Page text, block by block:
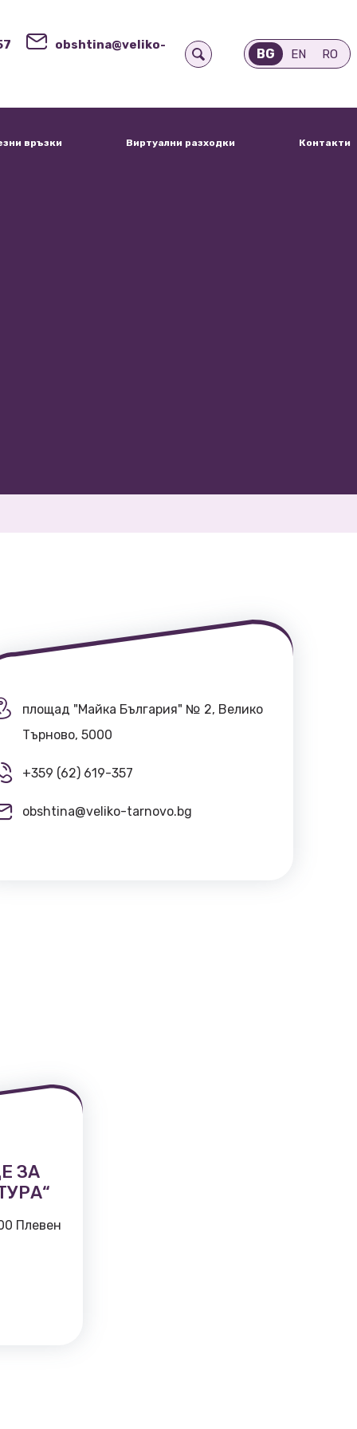
obshtina@veliko-
BG EN RO
връзки Виртуални разходки Контакти
площад "Майка България" № 2, Велико
Търново, 5000
+359 (62) 619-357
obshtina@veliko-tarnovo.bg
ЗА
Плевен